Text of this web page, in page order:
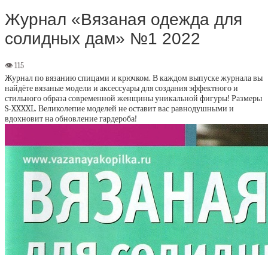
Журнал «Вязаная одежда для
солидных дам» №1 2022
Журнал по вязанию спицами и крючком. В каждом выпуске журнала вы
найдёте вязаные модели и аксессуары для создания эффектного и
стильного образа современной женщины уникальной фигуры! Размеры
S-XXXXL. Великолепие моделей не оставит вас равнодушными и
вдохновит на обновление гардероба!